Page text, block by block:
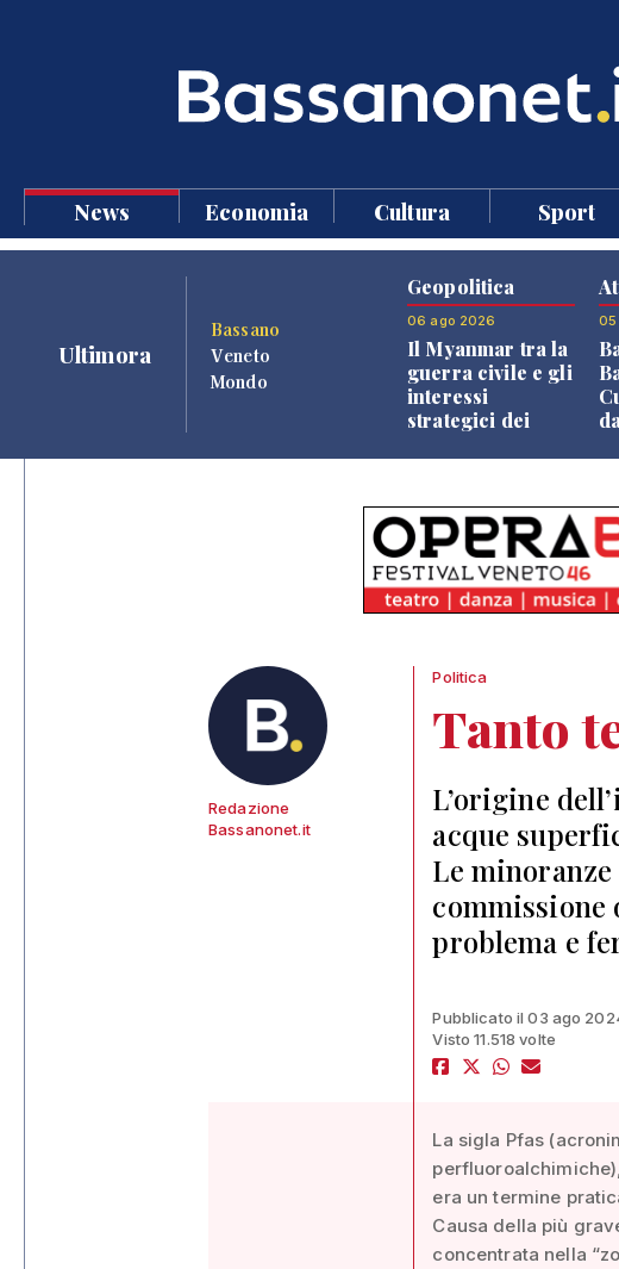
News Economia Cultura Sport
Ultimora
Bassano
Veneto
Mondo
Geopolitica
06 ago 2026
Il Myanmar tra la
guerra civile e gli
interessi
strategici dei
Redazione
Bassanonet.it
Politica
Tanto
L’origine
acque
Le
commissione
problema e
Pubblicato il 03 ago
Visto 11.518 volte
La sigla Pfas
era un termine
Causa della più
concentrata nella